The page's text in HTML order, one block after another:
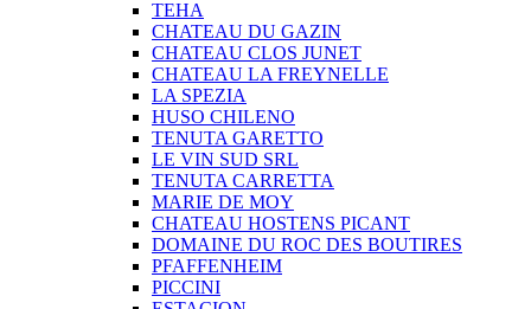
TEHA
CHATEAU DU GAZIN
CHATEAU CLOS JUNET
CHATEAU LA FREYNELLE
LA SPEZIA
HUSO CHILENO
TENUTA GARETTO
LE VIN SUD SRL
TENUTA CARRETTA
MARIE DE MOY
CHATEAU HOSTENS PICANT
DOMAINE DU ROC DES BOUTIRES
PFAFFENHEIM
PICCINI